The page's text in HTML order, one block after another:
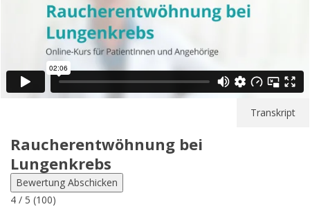
Transkript
Raucherentwöhnung bei
Lungenkrebs
Bewertung Abschicken
4 / 5 (100)